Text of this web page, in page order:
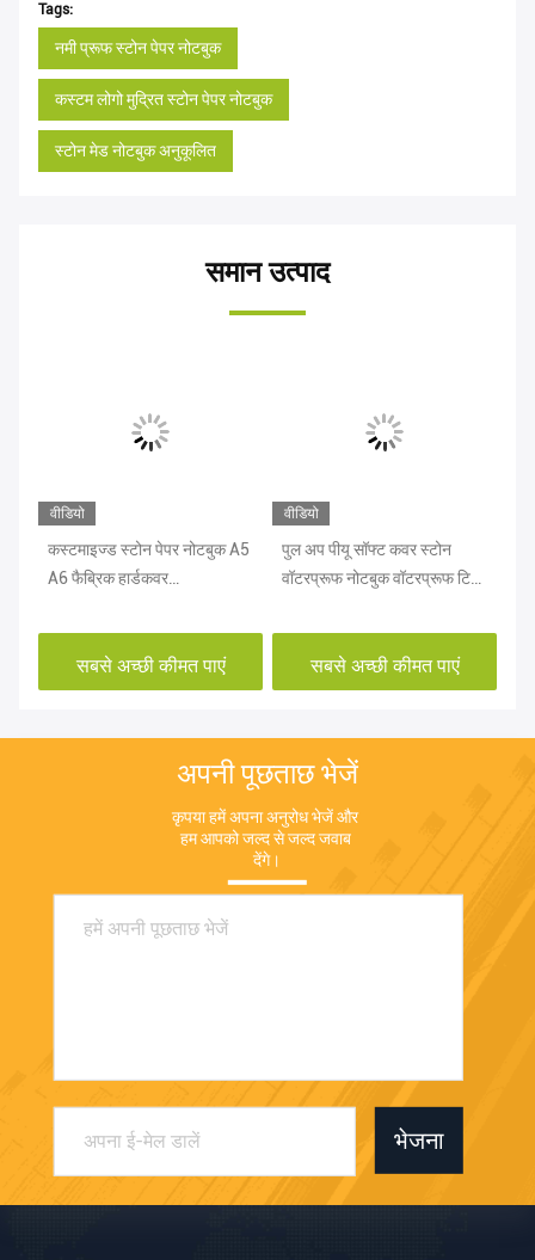
Tags:
नमी प्रूफ स्टोन पेपर नोटबुक
कस्टम लोगो मुद्रित स्टोन पेपर नोटबुक
स्टोन मेड नोटबुक अनुकूलित
समान उत्पाद
वीडियो
कस्टमाइज्ड स्टोन पेपर नोटबुक A5
A6 फैब्रिक हार्डकवर
सबसे अच्छी कीमत पाएं
वीडियो
पुल अप पीयू सॉफ्ट कवर स्टोन
वॉटरप्रूफ नोटबुक वॉटरप्रूफ टियर
सबसे अच्छी कीमत पाएं
अपनी पूछताछ भेजें
कृपया हमें अपना अनुरोध भेजें और
हम आपको जल्द से जल्द जवाब
देंगे।
भेजना